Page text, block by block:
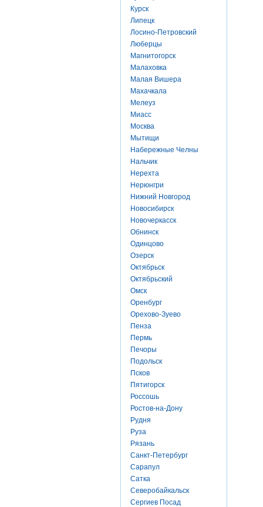
Курск
Липецк
Лосино-Петровский
Люберцы
Магнитогорск
Малаховка
Малая Вишера
Махачкала
Мелеуз
Миасс
Москва
Мытищи
Набережные Челны
Нальчик
Нерехта
Нерюнгри
Нижний Новгород
Новосибирск
Новочеркасск
Обнинск
Одинцово
Озерск
Октябрьск
Октябрьский
Омск
Оренбург
Орехово-Зуево
Пенза
Пермь
Печоры
Подольск
Псков
Пятигорск
Россошь
Ростов-на-Дону
Рудня
Руза
Рязань
Санкт-Петербург
Сарапул
Сатка
Северобайкальск
Сергиев Посад